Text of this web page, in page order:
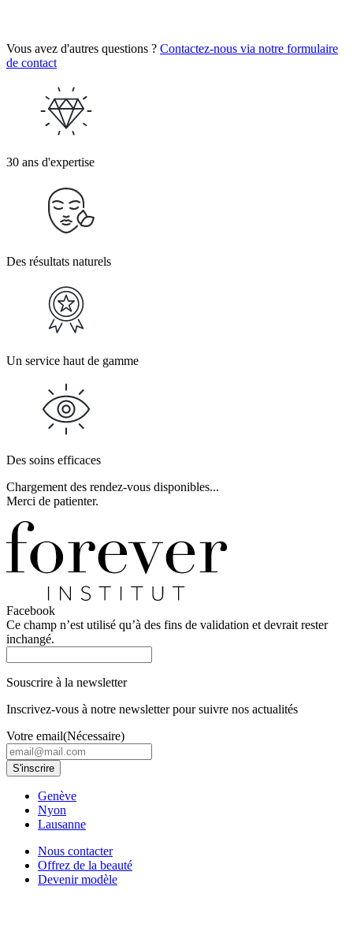
Vous avez d'autres questions ? Contactez-nous via notre formulaire
de contact
30 ans d'expertise
Des résultats naturels
Un service haut de gamme
Des soins efficaces
Chargement des rendez-vous disponibles...
Merci de patienter.
Facebook
Ce champ n’est utilisé qu’à des fins de validation et devrait rester
inchangé.
Souscrire à la newsletter
Inscrivez-vous à notre newsletter pour suivre nos actualités
Votre email(Nécessaire)
Genève
Nyon
Lausanne
Nous contacter
Offrez de la beauté
Devenir modèle